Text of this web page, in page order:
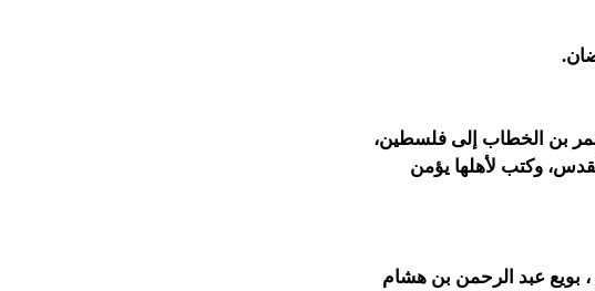
وصل أمير المؤمنين عمر بن الخطاب إلى فلسطين،
وكتب لأهلها يؤمن
عشر من شهر رمضان عام 414هـ الموافق 28 نوفمبر 1023م ، بويع عبد الرحمن بن هشام